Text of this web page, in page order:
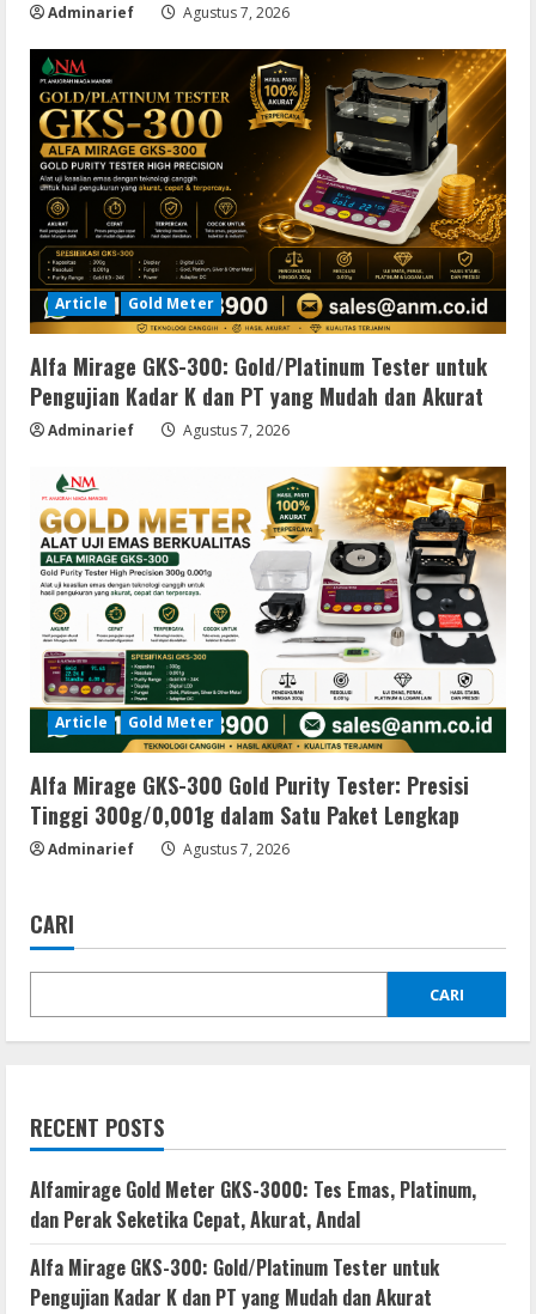
Adminarief Agustus 7, 2026
Article Gold Meter
Alfa Mirage GKS-300: Gold/Platinum Tester untuk
Pengujian Kadar K dan PT yang Mudah dan Akurat
Adminarief Agustus 7, 2026
Article Gold Meter
Alfa Mirage GKS-300 Gold Purity Tester: Presisi
Tinggi 300g/0,001g dalam Satu Paket Lengkap
Adminarief Agustus 7, 2026
CARI
CARI
RECENT POSTS
Alfamirage Gold Meter GKS-3000: Tes Emas, Platinum,
dan Perak Seketika Cepat, Akurat, Andal
Alfa Mirage GKS-300: Gold/Platinum Tester untuk
Pengujian Kadar K dan PT yang Mudah dan Akurat